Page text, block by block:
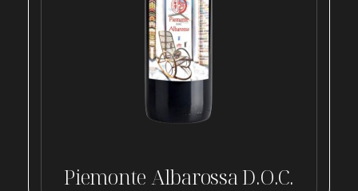
Piemonte Albarossa D.O.C.